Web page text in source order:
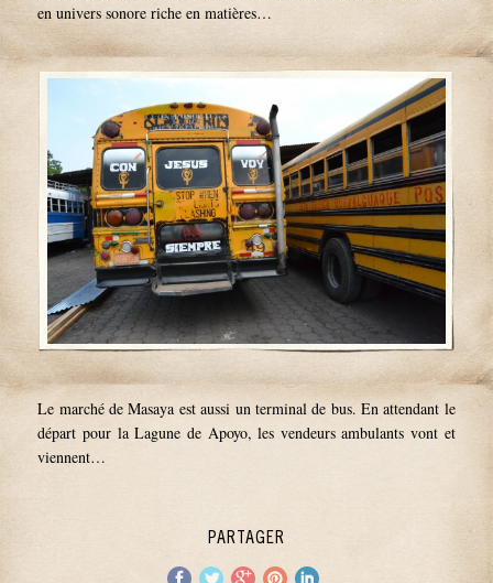
en univers sonore riche en matières…
Le marché de Masaya est aussi un terminal de bus. En attendant le
départ pour la Lagune de Apoyo, les vendeurs ambulants vont et
viennent…
PARTAGER